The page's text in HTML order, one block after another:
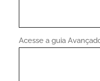
Acesse a guia